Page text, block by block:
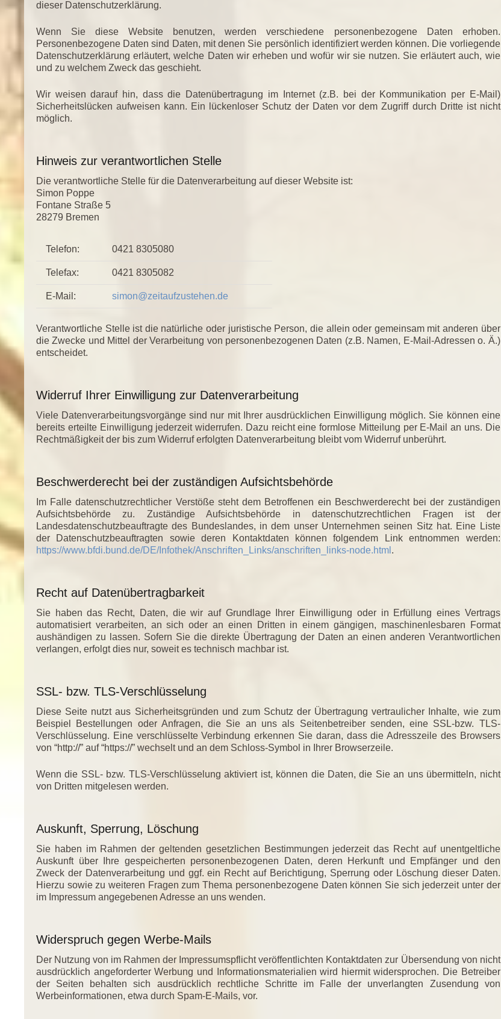
dieser Datenschutzerklärung.
Wenn Sie diese Website benutzen, werden verschiedene personenbezogene Daten erhoben.
Personenbezogene Daten sind Daten, mit denen Sie persönlich identifiziert werden können. Die vorliegende
Datenschutzerklärung erläutert, welche Daten wir erheben und wofür wir sie nutzen. Sie erläutert auch, wie
und zu welchem Zweck das geschieht.
Wir weisen darauf hin, dass die Datenübertragung im Internet (z.B. bei der Kommunikation per E-Mail)
Sicherheitslücken aufweisen kann. Ein lückenloser Schutz der Daten vor dem Zugriff durch Dritte ist nicht
möglich.
Hinweis zur verantwortlichen Stelle
Die verantwortliche Stelle für die Datenverarbeitung auf dieser Website ist:
Simon Poppe
Fontane Straße 5
28279 Bremen
Telefon: 0421 8305080
Telefax: 0421 8305082
E-Mail: simon@zeitaufzustehen.de
Verantwortliche Stelle ist die natürliche oder juristische Person, die allein oder gemeinsam mit anderen über
die Zwecke und Mittel der Verarbeitung von personenbezogenen Daten (z.B. Namen, E-Mail-Adressen o. Ä.)
entscheidet.
Widerruf Ihrer Einwilligung zur Datenverarbeitung
Viele Datenverarbeitungsvorgänge sind nur mit Ihrer ausdrücklichen Einwilligung möglich. Sie können eine
bereits erteilte Einwilligung jederzeit widerrufen. Dazu reicht eine formlose Mitteilung per E-Mail an uns. Die
Rechtmäßigkeit der bis zum Widerruf erfolgten Datenverarbeitung bleibt vom Widerruf unberührt.
Beschwerderecht bei der zuständigen Aufsichtsbehörde
Im Falle datenschutzrechtlicher Verstöße steht dem Betroffenen ein Beschwerderecht bei der zuständigen
Aufsichtsbehörde zu. Zuständige Aufsichtsbehörde in datenschutzrechtlichen Fragen ist der
Landesdatenschutzbeauftragte des Bundeslandes, in dem unser Unternehmen seinen Sitz hat. Eine Liste
der Datenschutzbeauftragten sowie deren Kontaktdaten können folgendem Link entnommen werden:
https://www.bfdi.bund.de/DE/Infothek/Anschriften_Links/anschriften_links-node.html .
Recht auf Datenübertragbarkeit
Sie haben das Recht, Daten, die wir auf Grundlage Ihrer Einwilligung oder in Erfüllung eines Vertrags
automatisiert verarbeiten, an sich oder an einen Dritten in einem gängigen, maschinenlesbaren Format
aushändigen zu lassen. Sofern Sie die direkte Übertragung der Daten an einen anderen Verantwortlichen
verlangen, erfolgt dies nur, soweit es technisch machbar ist.
SSL- bzw. TLS-Verschlüsselung
Diese Seite nutzt aus Sicherheitsgründen und zum Schutz der Übertragung vertraulicher Inhalte, wie zum
Beispiel Bestellungen oder Anfragen, die Sie an uns als Seitenbetreiber senden, eine SSL-bzw. TLS-
Verschlüsselung. Eine verschlüsselte Verbindung erkennen Sie daran, dass die Adresszeile des Browsers
von “http://” auf “https://” wechselt und an dem Schloss-Symbol in Ihrer Browserzeile.
Wenn die SSL- bzw. TLS-Verschlüsselung aktiviert ist, können die Daten, die Sie an uns übermitteln, nicht
von Dritten mitgelesen werden.
Auskunft, Sperrung, Löschung
Sie haben im Rahmen der geltenden gesetzlichen Bestimmungen jederzeit das Recht auf unentgeltliche
Auskunft über Ihre gespeicherten personenbezogenen Daten, deren Herkunft und Empfänger und den
Zweck der Datenverarbeitung und ggf. ein Recht auf Berichtigung, Sperrung oder Löschung dieser Daten.
Hierzu sowie zu weiteren Fragen zum Thema personenbezogene Daten können Sie sich jederzeit unter der
im Impressum angegebenen Adresse an uns wenden.
Widerspruch gegen Werbe-Mails
Der Nutzung von im Rahmen der Impressumspflicht veröffentlichten Kontaktdaten zur Übersendung von nicht
ausdrücklich angeforderter Werbung und Informationsmaterialien wird hiermit widersprochen. Die Betreiber
der Seiten behalten sich ausdrücklich rechtliche Schritte im Falle der unverlangten Zusendung von
Werbeinformationen, etwa durch Spam-E-Mails, vor.